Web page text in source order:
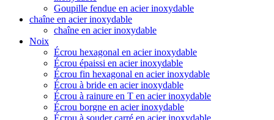
Goupille fendue en acier inoxydable
chaîne en acier inoxydable
chaîne en acier inoxydable
Noix
Écrou hexagonal en acier inoxydable
Écrou épaissi en acier inoxydable
Écrou fin hexagonal en acier inoxydable
Écrou à bride en acier inoxydable
Écrou à rainure en T en acier inoxydable
Écrou borgne en acier inoxydable